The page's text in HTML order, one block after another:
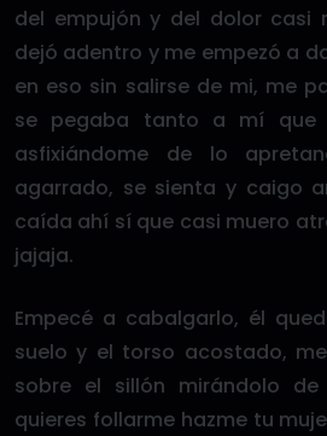
del empujón y del dolor casi
dejó adentro y me empezó a
en eso sin salirse de mi, me
se pegaba tanto a mí que
asfixiándome de lo
agarrado, se sienta y caigo
caída ahí sí que casi muero
jajaja.
Empecé a cabalgarlo, él
suelo y el torso acostado,
sobre el sillón mirándolo
quieres follarme hazme tu